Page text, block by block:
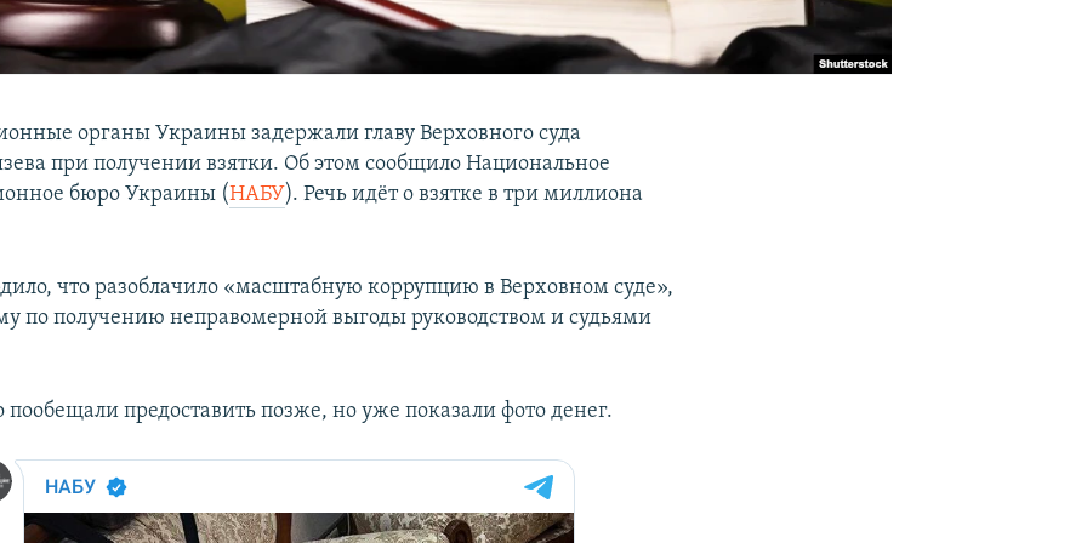
органы Украины задержали главу Верховного суда
при получении взятки. Об этом сообщило Национальное
бюро Украины (НАБУ). Речь идёт о взятке в три миллиона
что разоблачило «масштабную коррупцию в Верховном суде»,
по получению неправомерной выгоды руководством и судьями
предоставить позже, но уже показали фото денег.